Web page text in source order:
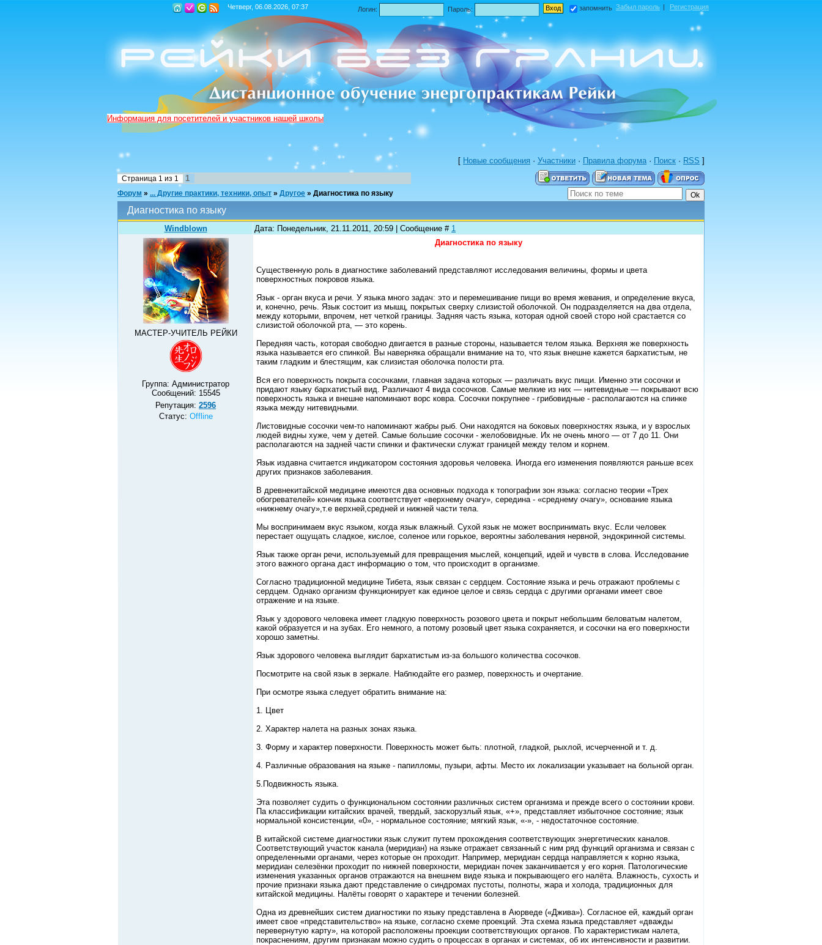
Четверг, 06.08.2026, 07:37 Логин: Пароль: запомнить Забыл пароль | Регистрация
Информация для посетителей и участников нашей школы
[ Новые сообщения · Участники · Правила форума · Поиск · RSS ]
Страница 1 из 1 1
Форум » ... Другие практики, техники, опыт » Другое » Диагностика по языку
Диагностика по языку
Windblown Дата: Понедельник, 21.11.2011, 20:59 | Сообщение # 1
МАСТЕР-УЧИТЕЛЬ РЕЙКИ
Группа: Администратор
Сообщений: 15545
Репутация: 2596
Статус: Offline
Диагностика по языку
Существенную роль в диагностике заболеваний представляют исследования величины, формы и цвета
поверхностных покровов языка.
Язык - орган вкуса и речи. У языка много задач: это и перемешивание пищи во время жевания, и определение вкуса,
и, конечно, речь. Язык состоит из мышц, покрытых сверху слизистой оболочкой. Он подразделяется на два отдела,
между которыми, впрочем, нет четкой границы. Задняя часть языка, которая одной своей сторо ной срастается со
слизистой оболочкой рта, — это корень.
Передняя часть, которая свободно двигается в разные стороны, называется телом языка. Верхняя же поверхность
языка называется его спинкой. Вы наверняка обращали внимание на то, что язык внешне кажется бархатистым, не
таким гладким и блестящим, как слизистая оболочка полости рта.
Вся его поверхность покрыта сосочками, главная задача которых — различать вкус пищи. Именно эти сосочки и
придают языку бархатистый вид. Различают 4 вида сосочков. Самые мелкие из них — нитевидные — покрывают всю
поверхность языка и внешне напоминают ворс ковра. Сосочки покрупнее - грибовидные - располагаются на спинке
языка между нитевидными.
Листовидные сосочки чем-то напоминают жабры рыб. Они находятся на боковых поверхностях языка, и у взрослых
людей видны хуже, чем у детей. Самые большие сосочки - желобовидные. Их не очень много — от 7 до 11. Они
располагаются на задней части спинки и фактически служат границей между телом и корнем.
Язык издавна считается индикатором состояния здоровья человека. Иногда его изменения появляются раньше всех
других признаков заболевания.
В древнекитайской медицине имеются два основных подхода к топографии зон языка: согласно теории «Трех
обогревателей» кончик языка соответствует «верхнему очагу», середина - «среднему очагу», основание языка
«нижнему очагу»,т.е верхней,средней и нижней части тела.
Мы воспринимаем вкус языком, когда язык влажный. Сухой язык не может воспринимать вкус. Если человек
перестает ощущать сладкое, кислое, соленое или горькое, вероятны заболевания нервной, эндокринной системы.
Язык также орган речи, используемый для превращения мыслей, концепций, идей и чувств в слова. Исследование
этого важного органа даст информацию о том, что происходит в организме.
Согласно традиционной медицине Тибета, язык связан с сердцем. Состояние языка и речь отражают проблемы с
сердцем. Однако организм функционирует как единое целое и связь сердца с другими органами имеет свое
отражение и на языке.
Язык у здорового человека имеет гладкую поверхность розового цвета и покрыт небольшим беловатым налетом,
какой образуется и на зубах. Его немного, а потому розовый цвет языка сохраняется, и сосочки на его поверхности
хорошо заметны.
Язык здорового человека выглядит бархатистым из-за большого количества сосочков.
Посмотрите на свой язык в зеркале. Наблюдайте его размер, поверхность и очертание.
При осмотре языка следует обратить внимание на:
1. Цвет
2. Характер налета на разных зонах языка.
3. Форму и характер поверхности. Поверхность может быть: плотной, гладкой, рыхлой, исчерченной и т. д.
4. Различные образования на языке - папилломы, пузыри, афты. Место их локализации указывает на больной орган.
5.Подвижность языка.
Эта позволяет судить о функциональном состоянии различных систем организма и прежде всего о состоянии крови.
Па классификации китайских врачей, твердый, заскорузлый язык, «+», представляет избыточное состояние; язык
нормальной консистенции, «0», - нормальное состояние; мягкий язык, «-», - недостаточное состояние.
В китайской системе диагностики язык служит путем прохождения соответствующих энергетических каналов.
Соответствующий участок канала (меридиан) на языке отражает связанный с ним ряд функций организма и связан с
определенными органами, через которые он проходит. Например, меридиан сердца направляется к корню языка,
меридиан селезёнки проходит по нижней поверхности, меридиан почек заканчивается у его корня. Патологические
изменения указанных органов отражаются на внешнем виде языка и покрывающего его налёта. Влажность, сухость и
прочие признаки языка дают представление о синдромах пустоты, полноты, жара и холода, традиционных для
китайской медицины. Налёты говорят о характере и течении болезней.
Одна из древнейших систем диагностики по языку представлена в Аюрведе («Джива»). Согласное ей, каждый орган
имеет свое «представительство» на языке, согласно схеме проекций. Эта схема языка представляет «дважды
перевернутую карту», на которой расположены проекции соответствующих органов. По характеристикам налета,
покраснениям, другим признакам можно судить о процессах в органах и системах, об их интенсивности и развитии.